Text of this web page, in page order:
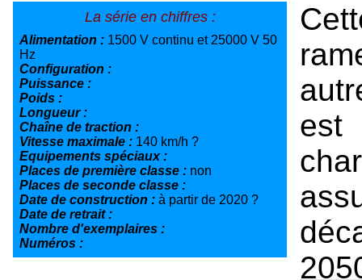
La série en chiffres :
Alimentation : 1500 V continu et 25000 V 50
Hz
Configuration :
Puissance :
Poids :
Longueur :
Chaîne de traction :
Vitesse maximale : 140 km/h ?
Equipements spéciaux :
Places de première classe : non
Places de seconde classe :
Date de construction : à partir de 2020 ?
Date de retrait :
Nombre d'exemplaires :
Numéros :
est